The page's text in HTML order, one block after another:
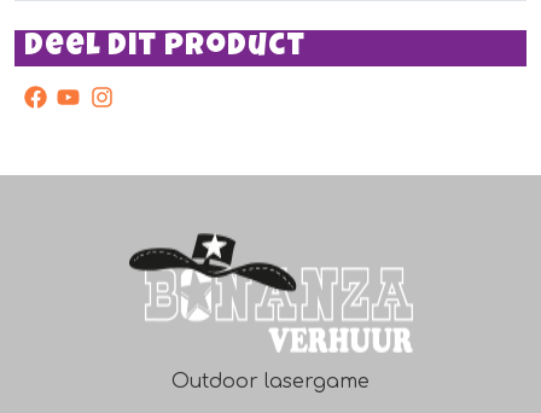
Deel dit product
facebook
youtube
instagram
Outdoor lasergame